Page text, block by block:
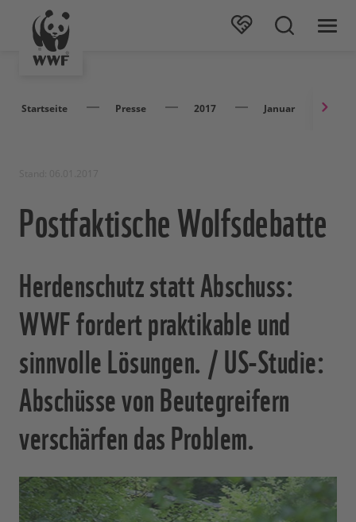
Startseite Presse 2017 Januar
Postfaktische Wolfsdebatte
Herdenschutz statt Abschuss:
WWF fordert praktikable und
sinnvolle Lösungen. / US-Studie:
Abschüsse von Beutegreifern
verschärfen das Problem.